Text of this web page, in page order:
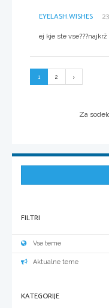
EYELASH.WISHES
ej kje ste
1 2
Za
FILTRI
Vse teme
Aktualne teme
KATEGORIJE